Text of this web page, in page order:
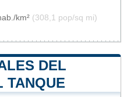
km² (308,1 pop/sq mi)
DEL
TANQUE